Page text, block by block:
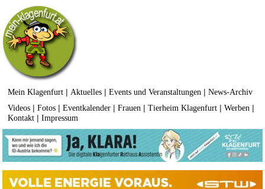
Mein Klagenfurt | Aktuelles |Events und Veranstaltungen |News-Archiv
Videos |Fotos |Eventkalender |Frauen |Tierheim Klagenfurt |Werben |
Kontakt |Impressum